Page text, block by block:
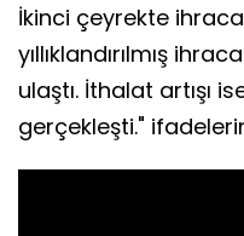
İkinci çeyrekte
yıllıklandırılmış
ulaştı. İthalat artışı
gerçekleşti."